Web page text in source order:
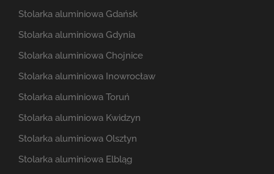
Stolarka aluminiowa Gdańsk
Stolarka aluminiowa Gdynia
Stolarka aluminiowa Chojnice
Stolarka aluminiowa Inowrocław
Stolarka aluminiowa Toruń
Stolarka aluminiowa Kwidzyn
Stolarka aluminiowa Olsztyn
Stolarka aluminiowa Elbląg